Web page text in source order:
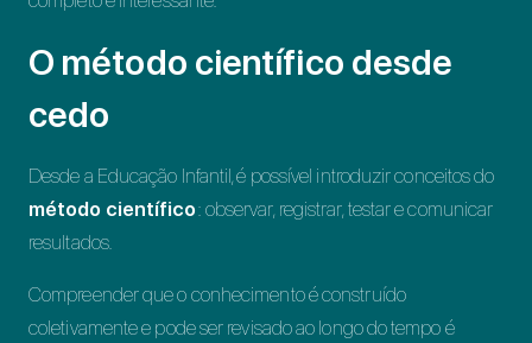
O método científico desde
cedo
Desde a Educação Infantil, é possível introduzir conceitos do
método científico: observar, registrar, testar e comunicar
resultados.
Compreender que o conhecimento é construído
coletivamente e pode ser revisado ao longo do tempo é